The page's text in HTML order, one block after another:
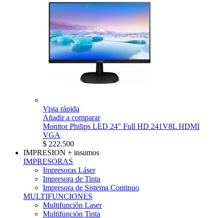
Vista rápida
Añadir a comparar
Monitor Philips LED 24" Full HD 241V8L HDMI
VGA
$ 222.500
IMPRESION + insumos
IMPRESORAS
Impresoras Láser
Impresora de Tinta
Impresora de Sistema Continuo
MULTIFUNCIONES
Multifunción Laser
Multifunción Tinta